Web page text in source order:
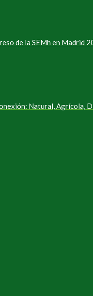
de la SEMh en Madrid
Natural,